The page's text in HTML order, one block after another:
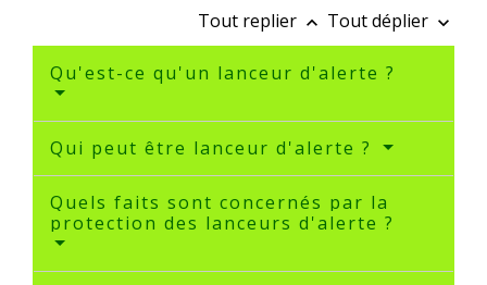
Tout replier keyboard_arrow_up Tout déplier keyboard_arrow_down
Qu'est-ce qu'un lanceur d'alerte ?
Qui peut être lanceur d'alerte ?
Quels faits sont concernés par la
protection des lanceurs d'alerte ?